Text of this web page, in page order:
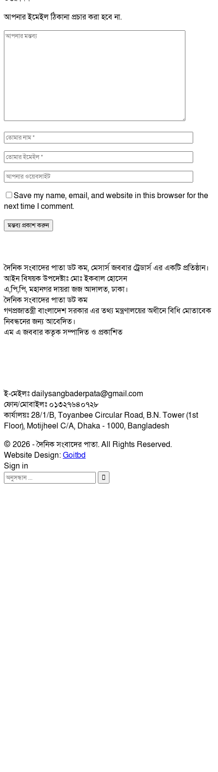
আপনার ইমেইল ঠিকানা প্রচার করা হবে না.
Save my name, email, and website in this browser for the
next time I comment.
দৈনিক সংবাদের পাতা ডট কম, মেসার্স জববার ট্রেডার্স এর একটি প্রতিষ্ঠান।
আইন বিষয়ক উপদেষ্টাঃ মোঃ ইকবাল হোসেন
এ,পি,পি, মহানগর দায়রা জজ আদালত, ঢাকা।
দৈনিক সংবাদের পাতা ডট কম
গণপ্রজাতন্ত্রী বাংলাদেশ সরকার এর তথ্য মন্ত্রণালয়ের অধীনে বিধি মোতাবেক
নিবন্ধনের জন্য আবেদিত।
এম এ জববার কতৃক সম্পাদিত ও প্রকাশিত
ই-মেইলঃ dailysangbaderpata@gmail.com
ফোন/মোবাইলঃ ০১৩২৭৬৪০৭২৮
কার্যালয়ঃ 28/1/B, Toyanbee Circular Road, B.N. Tower (1st
Floor), Motijheel C/A, Dhaka - 1000, Bangladesh
© 2026 - দৈনিক সংবাদের পাতা. All Rights Reserved.
Website Design:Goitbd
Sign in